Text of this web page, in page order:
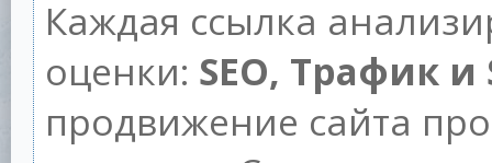
Каждая ссылка
оценки: SEO, Трафик и
продвижение сайта